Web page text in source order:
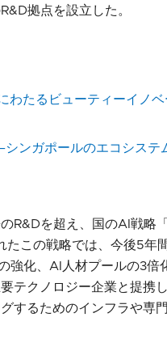
拠点を設立した。
たるビューティーイノ
ンガポールのエコシステ
R&Dを超え、国のAI戦略
この戦略では、今後5年
強化、AI人材プールの3倍
テクノロジー企業​​​​​と提携
するためのインフラや専